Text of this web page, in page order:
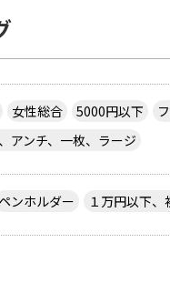
女性総合 5000円以下
アンチ、一枚、ラージ
ペンホルダー
１万円以下、